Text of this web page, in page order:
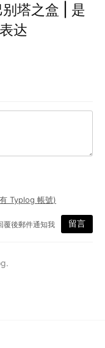
塔之盒 | 是
达